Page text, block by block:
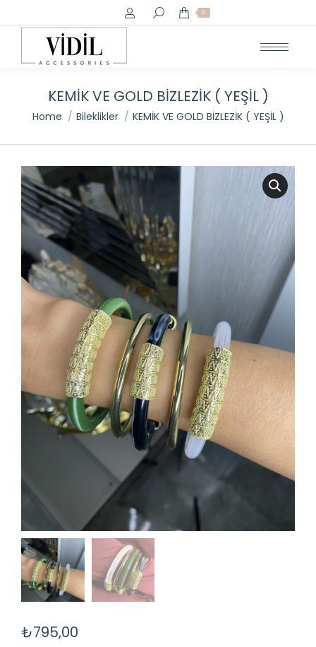
Search: 0
KEMİK VE GOLD BİZLEZİK ( YEŞİL )
You are here:
Home Bileklikler KEMİK VE GOLD BİZLEZİK ( YEŞİL )
₺795,00